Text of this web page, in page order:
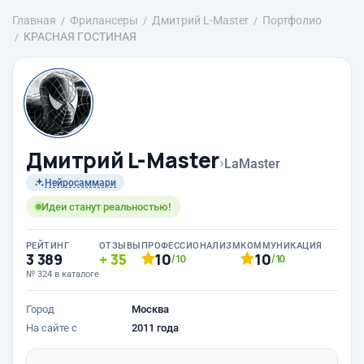
Главная Фрилансеры Дмитрий L-Master
Портфолио
КРАСНАЯ ГОСТИНАЯ
Дмитрий L-Master›LaMaster
Нейросаммари
Идеи станут реальностью!
РЕЙТИНГ
3 389
№ 324 в каталоге
ОТЗЫВЫ
35
ПРОФЕССИОНАЛИЗМ
10/10
КОММУНИКАЦИЯ
10/10
Город
Москва
На сайте с
2011 года